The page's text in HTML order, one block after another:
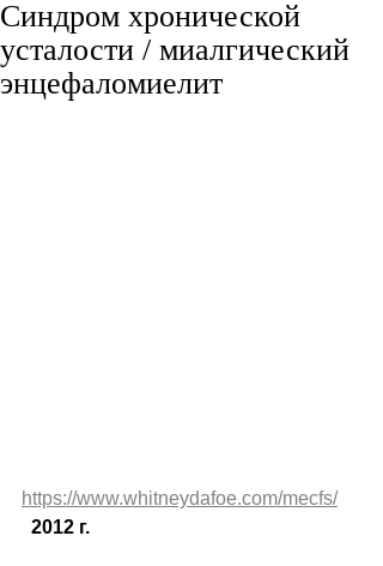
Синдром хронической
усталости / миалгический
энцефаломиелит
https://www.whitneydafoe.com/mecfs/
2012 г.